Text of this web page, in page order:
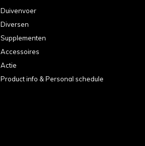
Duivenvoer
Diversen
Supplementen
Accessoires
Actie
Product info & Personal schedule